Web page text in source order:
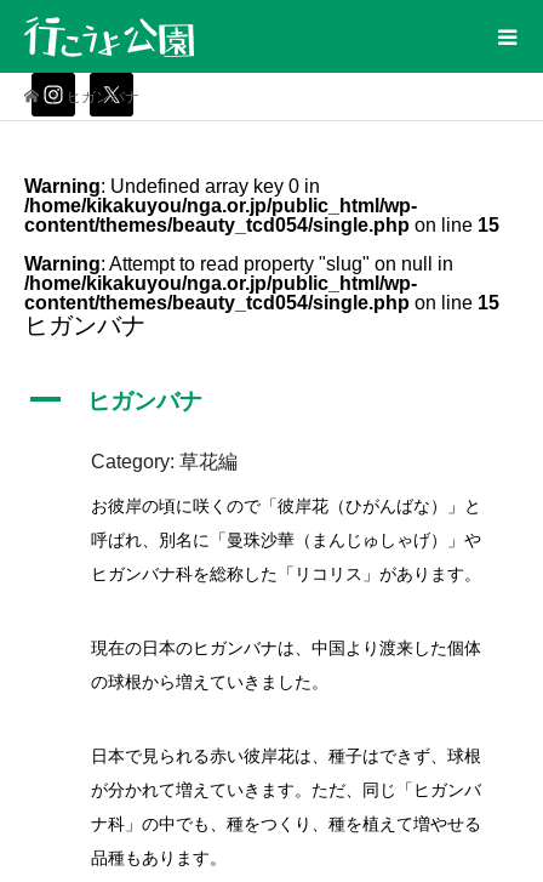
ヒガンバナ
Warning: Undefined array key 0 in
/home/kikakuyou/nga.or.jp/public_html/wp-
content/themes/beauty_tcd054/single.php on line 15
Warning: Attempt to read property "slug" on null in
/home/kikakuyou/nga.or.jp/public_html/wp-
content/themes/beauty_tcd054/single.php on line 15
ヒガンバナ
A ヒガンバナ
Category: 草花編
お彼岸の頃に咲くので「彼岸花（ひがんばな）」と
呼ばれ、別名に「曼珠沙華（まんじゅしゃげ）」や
ヒガンバナ科を総称した「リコリス」があります。
現在の日本のヒガンバナは、中国より渡来した個体
の球根から増えていきました。
日本で見られる赤い彼岸花は、種子はできず、球根
が分かれて増えていきます。ただ、同じ「ヒガンバ
ナ科」の中でも、種をつくり、種を植えて増やせる
品種もあります。